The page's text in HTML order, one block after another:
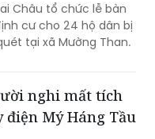
Châu tổ chức lễ bàn
cư cho 24 hộ dân bị
tại xã Mường Than.
nghi mất tích
Mý Háng Tầu